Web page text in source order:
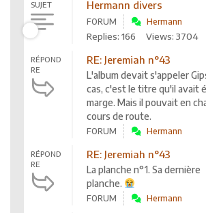
SUJET Hermann divers
FORUM Hermann
Replies: 166 Views: 3704
RÉPOND
RE
RE: Jeremiah n°43
L'album devait s'appeler
cas, c'est le titre qu'il avait
marge. Mais il pouvait en
cours de route.
FORUM Hermann
RÉPOND
RE
RE: Jeremiah n°43
La planche n°1. Sa dernière
planche.
FORUM Hermann